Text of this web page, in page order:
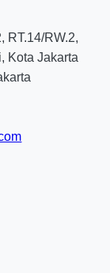
RT.14/RW.2,
Kota Jakarta